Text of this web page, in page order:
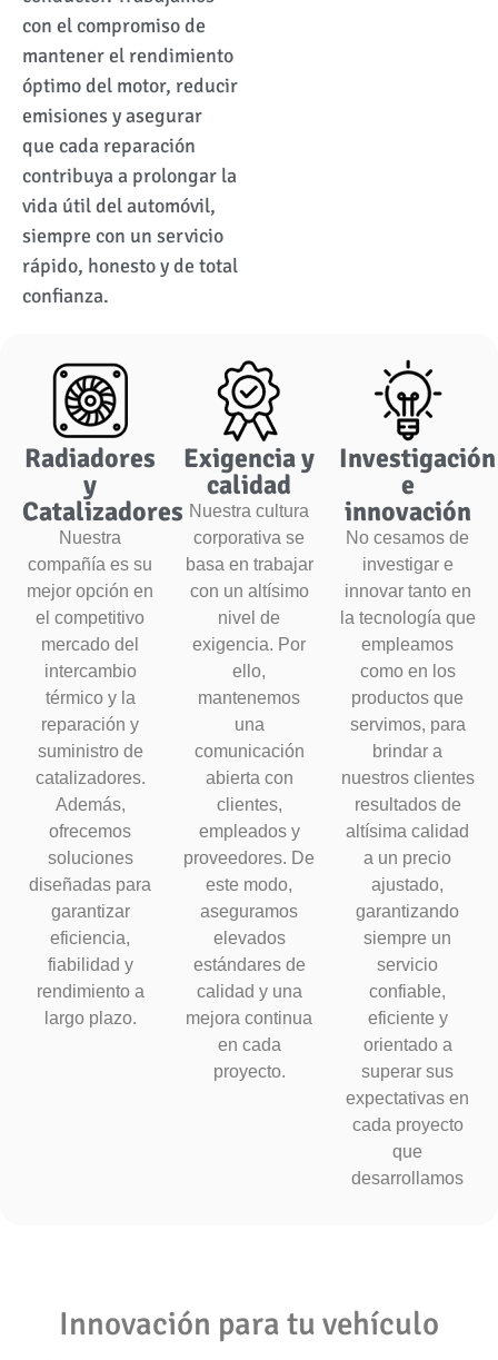
con el compromiso de
mantener el rendimiento
óptimo del motor, reducir
emisiones y asegurar
que cada reparación
contribuya a prolongar la
vida útil del automóvil,
siempre con un servicio
rápido, honesto y de total
confianza.
Radiadores
y
Catalizadores
Nuestra
compañía es su
mejor opción en
el competitivo
mercado del
intercambio
térmico y la
reparación y
suministro de
catalizadores.
Además,
ofrecemos
soluciones
diseñadas para
garantizar
eficiencia,
fiabilidad y
rendimiento a
largo plazo.
Exigencia y
calidad
Nuestra cultura
corporativa se
basa en trabajar
con un altísimo
nivel de
exigencia. Por
ello,
mantenemos
una
comunicación
abierta con
clientes,
empleados y
proveedores. De
este modo,
aseguramos
elevados
estándares de
calidad y una
mejora continua
en cada
proyecto.
Investigación
e
innovación
No cesamos de
investigar e
innovar tanto en
la tecnología que
empleamos
como en los
productos que
servimos, para
brindar a
nuestros clientes
resultados de
altísima calidad
a un precio
ajustado,
garantizando
siempre un
servicio
confiable,
eficiente y
orientado a
superar sus
expectativas en
cada proyecto
que
desarrollamos
Innovación para tu vehículo